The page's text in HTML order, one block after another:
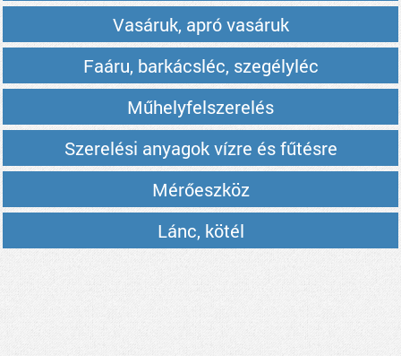
Vasáruk, apró vasáruk
Faáru, barkácsléc, szegélyléc
Műhelyfelszerelés
Szerelési anyagok vízre és fűtésre
Mérőeszköz
Lánc, kötél